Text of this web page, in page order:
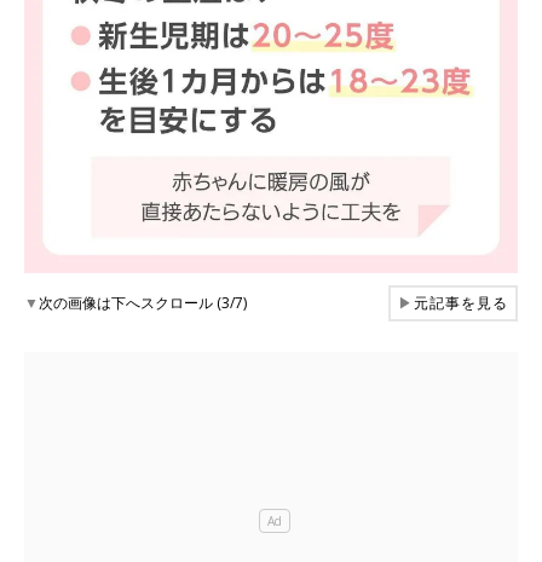
▼次の画像は下へスクロール (3/7) ▶元記事を見る